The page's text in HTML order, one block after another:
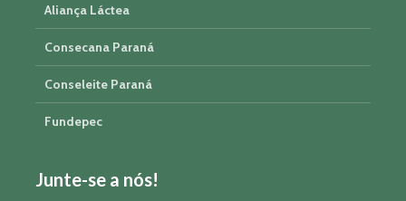
Aliança Láctea
Consecana Paraná
Conseleite Paraná
Fundepec
Junte-se a nós!